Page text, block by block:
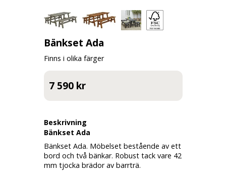
Bänkset Ada
Finns i olika färger
7 590 kr
Beskrivning
Bänkset Ada
Bänkset Ada. Möbelset bestående av ett
bord och två bänkar. Robust tack vare 42
mm tjocka brädor av barrträ.